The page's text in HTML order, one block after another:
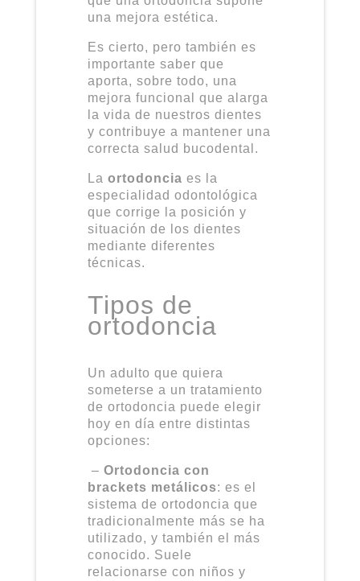
una mejora estética.
Es cierto, pero también es
importante saber que
aporta, sobre todo, una
mejora funcional que alarga
la vida de nuestros dientes
y contribuye a mantener una
correcta salud bucodental.
La ortodoncia es la
especialidad odontológica
que corrige la posición y
situación de los dientes
mediante diferentes
técnicas.
Tipos de
ortodoncia
Un adulto que quiera
someterse a un tratamiento
de ortodoncia puede elegir
hoy en día entre distintas
opciones:
– Ortodoncia con
brackets metálicos: es el
sistema de ortodoncia que
tradicionalmente más se ha
utilizado, y también el más
conocido. Suele
relacionarse con niños y